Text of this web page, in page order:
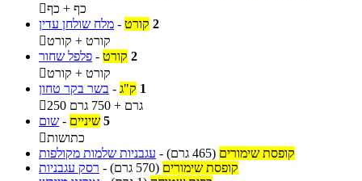
כף + כף
מלח שולחן עדין - 2 קורט
קורט + קורט
פלפל שחור - 2 קורט
קורט + קורט
בשר בקר טחון - 1 ק"ג

250 גרם + 750 גרם
שום - 5 שיניים
כתושות
עגבניות שלמות מקולפות - קופסת שימורים (465 גרם)
רסק עגבניות - קופסת שימורים (570 גרם)